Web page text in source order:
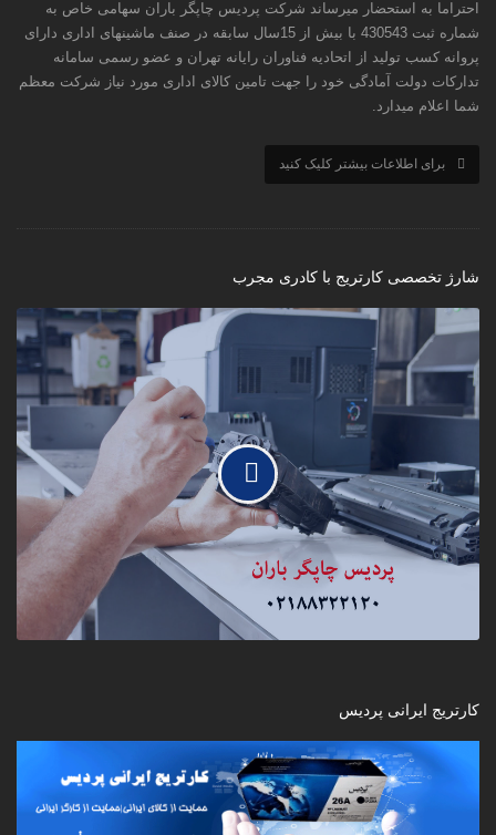
احتراما به استحضار میرساند شرکت پردیس چاپگر باران سهامی خاص به
شماره ثبت 430543 با بیش از 15سال سابقه در صنف ماشینهای اداری دارای
پروانه کسب تولید از اتحادیه فناوران رایانه تهران و عضو رسمی سامانه
تدارکات دولت آمادگی خود را جهت تامین کالای اداری مورد نیاز شرکت معظم
شما اعلام میدارد.
برای اطلاعات بیشتر کلیک کنید
شارژ تخصصی کارتریج با کادری مجرب
کارتریج ایرانی پردیس